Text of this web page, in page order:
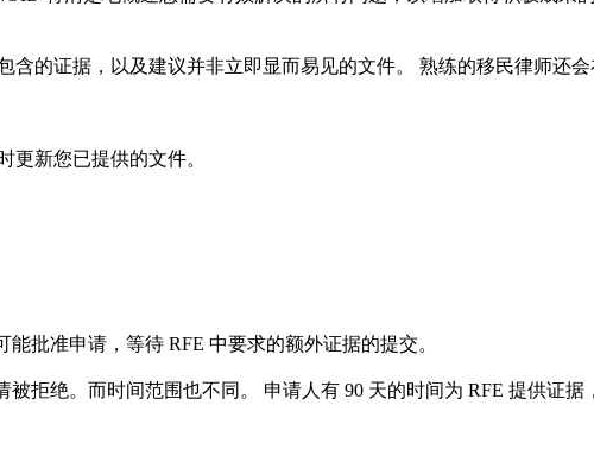
的证据，以及建议并非立即显而易见的文件。 熟练的移民律师还会
更新您已提供的文件。
批准申请，等待 RFE 中要求的额外证据的提交。
拒绝。而时间范围也不同。 申请人有 90 天的时间为 RFE 提供证据